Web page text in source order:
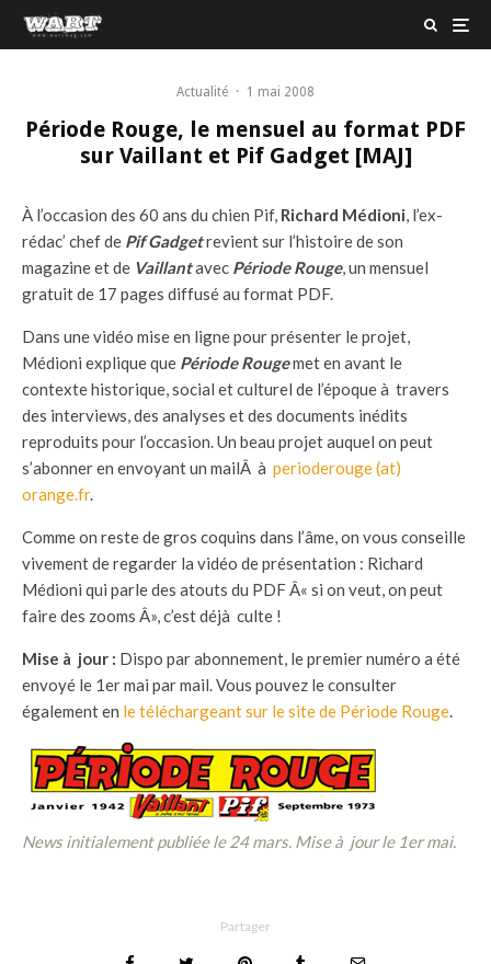
Actualité · 1 mai 2008
Période Rouge, le mensuel au format PDF
sur Vaillant et Pif Gadget [MAJ]
À l’occasion des 60 ans du chien Pif, Richard Médioni, l’ex-
rédac’ chef de Pif Gadgetrevient sur l’histoire de son
magazine et de Vaillantavec Période Rouge, un mensuel
gratuit de 17 pages diffusé au format PDF.
Dans une vidéo mise en ligne pour présenter le projet,
Médioni explique que Période Rougemet en avant le
contexte historique, social et culturel de l’époque à travers
des interviews, des analyses et des documents inédits
reproduits pour l’occasion. Un beau projet auquel on peut
s’abonner en envoyant un mailÂ à perioderouge (at)
orange.fr.
Comme on reste de gros coquins dans l’âme, on vous conseille
vivement de regarder la vidéo de présentation : Richard
Médioni qui parle des atouts du PDF Â« si on veut, on peut
faire des zooms Â», c’est déjà culte !
Mise à jour : Dispo par abonnement, le premier numéro a été
envoyé le 1er mai par mail. Vous pouvez le consulter
également en le téléchargeant sur le site de Période Rouge.
News initialement publiée le 24 mars. Mise à jour le 1er mai.
Partager